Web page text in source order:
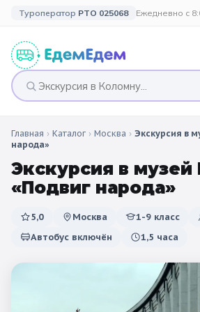
Туроператор РТО 025068 Ежедневно с
🎉 ПО ПРАЗДНИКАМ
Все праздники
🔔 1 сентября
🗳️ 18 сентября
🗓️
🗓️ ПО ДЛИТЕЛЬНОСТИ
Однодневные
Главная › Каталог › Москва › Экскурсия в
народа»
Экскурсия в
«Подвиг народа»
5,0 Москва 1-9 класс
Автобус включён
1,5 часа